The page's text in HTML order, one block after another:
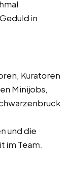
in
Kuratoren
Minijobs,
und die
im Team.